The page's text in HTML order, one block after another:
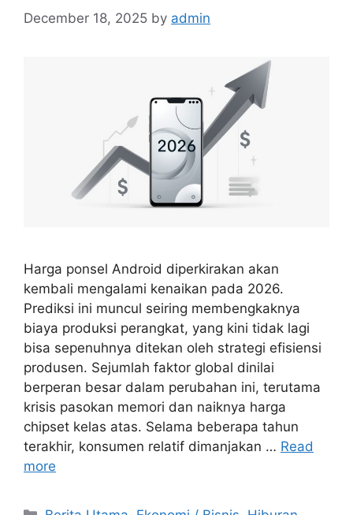
December 18, 2025 by admin
Harga ponsel Android diperkirakan akan
kembali mengalami kenaikan pada 2026.
Prediksi ini muncul seiring membengkaknya
biaya produksi perangkat, yang kini tidak lagi
bisa sepenuhnya ditekan oleh strategi efisiensi
produsen. Sejumlah faktor global dinilai
berperan besar dalam perubahan ini, terutama
krisis pasokan memori dan naiknya harga
chipset kelas atas. Selama beberapa tahun
terakhir, konsumen relatif dimanjakan … Read
more